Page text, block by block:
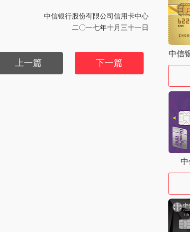
中信银行股份有限公司信用卡中心
二〇一七年十月三十一日
下一篇
上一篇
中信